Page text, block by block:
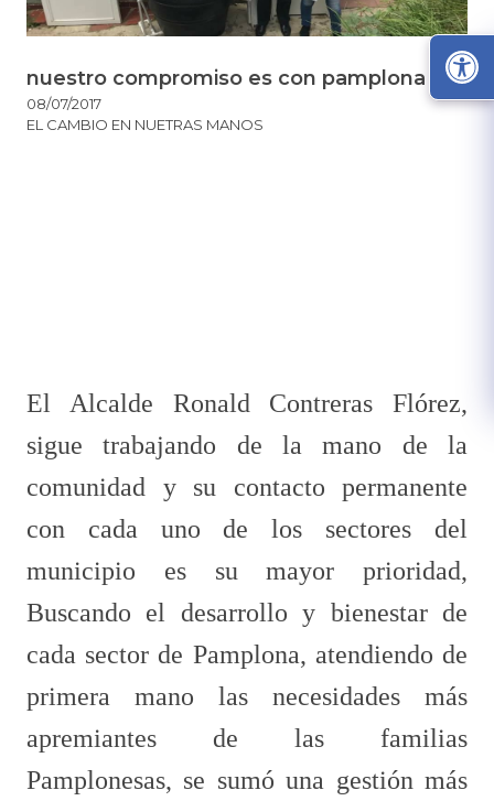
nuestro compromiso es con pamplona
08/07/2017
EL CAMBIO EN NUETRAS MANOS
El Alcalde Ronald Contreras Flórez,
sigue trabajando de la mano de la
comunidad y su contacto permanente
con cada uno de los sectores del
municipio es su mayor prioridad,
Buscando el desarrollo y bienestar de
cada sector de Pamplona, atendiendo de
primera mano las necesidades más
apremiantes de las familias
Pamplonesas, se sumó una gestión más